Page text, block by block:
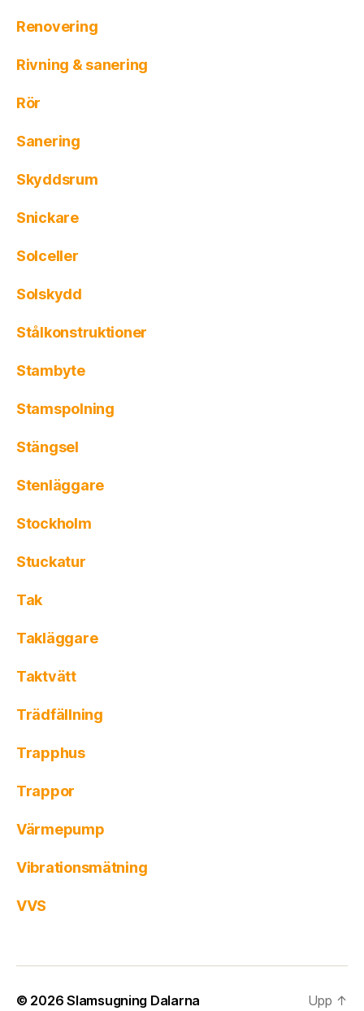
Renovering
Rivning & sanering
Rör
Sanering
Skyddsrum
Snickare
Solceller
Solskydd
Stålkonstruktioner
Stambyte
Stamspolning
Stängsel
Stenläggare
Stockholm
Stuckatur
Tak
Takläggare
Taktvätt
Trädfällning
Trapphus
Trappor
Värmepump
Vibrationsmätning
VVS
© 2026Slamsugning Dalarna Upp ↑